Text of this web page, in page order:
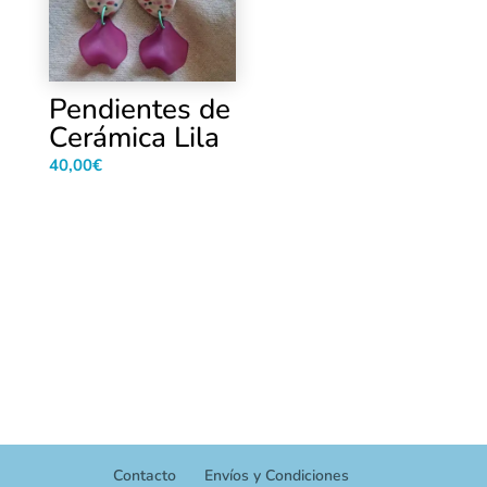
Pendientes de
Cerámica Lila
40,00€
Contacto Envíos y Condiciones